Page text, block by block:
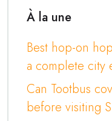
À la une
Best hop-on
a complete city
Can Tootbus
before visiting